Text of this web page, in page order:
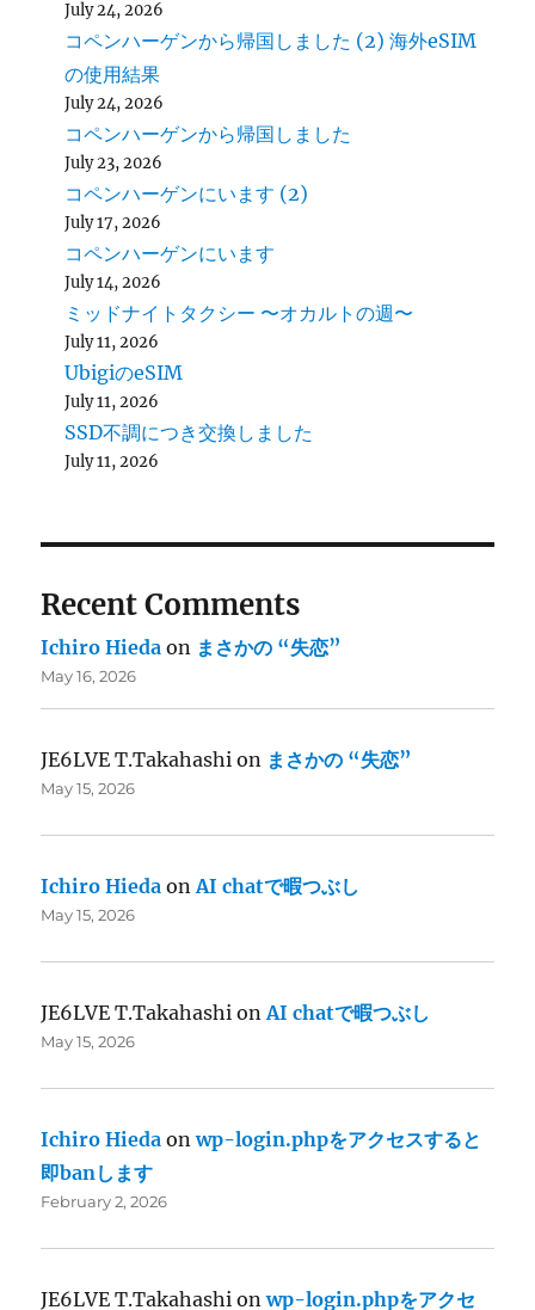
July 24, 2026
コペンハーゲンから帰国しました (2) 海外eSIM
の使用結果
July 24, 2026
コペンハーゲンから帰国しました
July 23, 2026
コペンハーゲンにいます (2)
July 17, 2026
コペンハーゲンにいます
July 14, 2026
ミッドナイトタクシー 〜オカルトの週〜
July 11, 2026
UbigiのeSIM
July 11, 2026
SSD不調につき交換しました
July 11, 2026
Recent Comments
Ichiro Hieda on まさかの “失恋”
May 16, 2026
JE6LVE T.Takahashi on まさかの “失恋”
May 15, 2026
Ichiro Hieda onAI chatで暇つぶし
May 15, 2026
JE6LVE T.Takahashi onAI chatで暇つぶし
May 15, 2026
Ichiro Hieda onwp-login.phpをアクセスすると
即banします
February 2, 2026
JE6LVE T.Takahashi onwp-login.phpをアクセ